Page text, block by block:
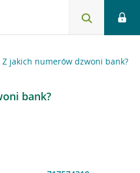
Z jakich numerów dzwoni bank?
bank?